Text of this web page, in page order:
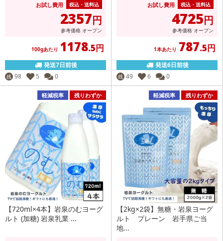
お試し費用 税込・送料込
2357円
参考価格 オープン
100gあたり 1178.5円
発送7日前後
残 98 5 0
お試し費用 税込・送料込
4725円
参考価格 オープン
1本あたり 787.5円
発送6日前後
残 49 6 0
軽減税率 残りわずか
【720ml×4本】岩泉のむヨーグ
ルト (加糖) 岩泉乳業 ...
軽減税率 残りわずか
【2kg×2袋】無糖・岩泉ヨーグ
ルト プレーン 岩手県ご当
地...